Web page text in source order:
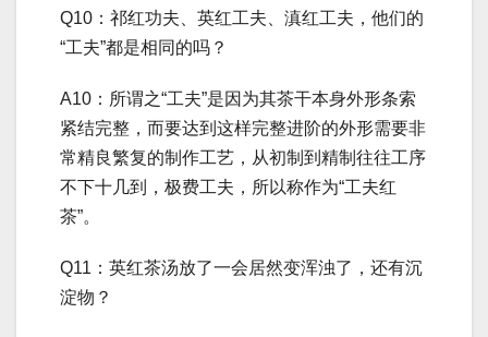
Q10：祁红功夫、英红工夫、滇红工夫，他们的
“工夫”都是相同的吗？
A10：所谓之“工夫”是因为其茶干本身外形条索
紧结完整，而要达到这样完整进阶的外形需要非
常精良繁复的制作工艺，从初制到精制往往工序
不下十几到，极费工夫，所以称作为“工夫红
茶”。
Q11：英红茶汤放了一会居然变浑浊了，还有沉
淀物？